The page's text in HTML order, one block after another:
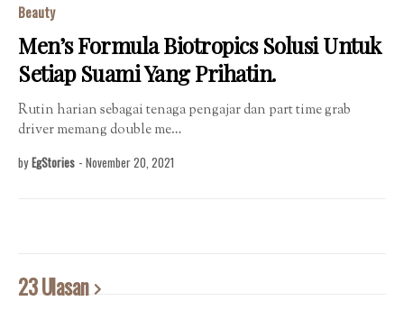
Beauty
Men’s Formula Biotropics Solusi Untuk
Setiap Suami Yang Prihatin.
Rutin harian sebagai tenaga pengajar dan part time grab
driver memang double me…
by EgStories - November 20, 2021
23 Ulasan